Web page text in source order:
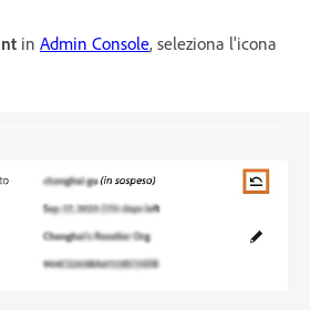
in Admin Console, seleziona l'icona